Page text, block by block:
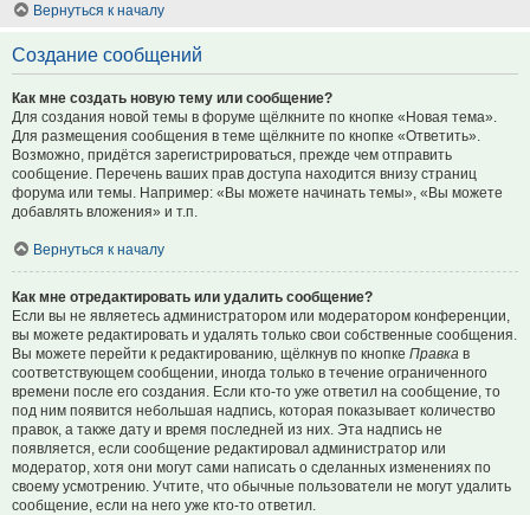
Вернуться к началу
Создание сообщений
Как мне создать новую тему или сообщение?
Для создания новой темы в форуме щёлкните по кнопке «Новая тема».
Для размещения сообщения в теме щёлкните по кнопке «Ответить».
Возможно, придётся зарегистрироваться, прежде чем отправить
сообщение. Перечень ваших прав доступа находится внизу страниц
форума или темы. Например: «Вы можете начинать темы», «Вы можете
добавлять вложения» и т.п.
Вернуться к началу
Как мне отредактировать или удалить сообщение?
Если вы не являетесь администратором или модератором конференции,
вы можете редактировать и удалять только свои собственные сообщения.
Вы можете перейти к редактированию, щёлкнув по кнопке Правка в
соответствующем сообщении, иногда только в течение ограниченного
времени после его создания. Если кто-то уже ответил на сообщение, то
под ним появится небольшая надпись, которая показывает количество
правок, а также дату и время последней из них. Эта надпись не
появляется, если сообщение редактировал администратор или
модератор, хотя они могут сами написать о сделанных изменениях по
своему усмотрению. Учтите, что обычные пользователи не могут удалить
сообщение, если на него уже кто-то ответил.